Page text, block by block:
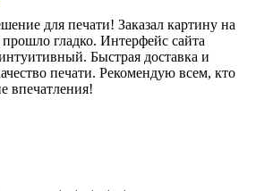
для печати! Заказал картину на
прошло гладко. Интерфейс сайта
Быстрая доставка и
печати. Рекомендую всем, кто
впечатления!